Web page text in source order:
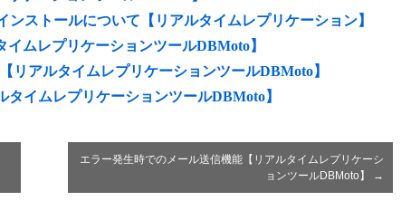
ンストールについて【リアルタイムレプリケーション】
ムレプリケーションツールDBMoto】
リアルタイムレプリケーションツールDBMoto】
イムレプリケーションツールDBMoto】
エラー発生時でのメール送信機能【リアルタイムレプリケーシ
ョンツールDBMoto】
→